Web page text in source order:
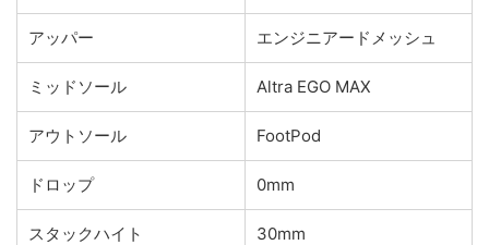
アッパー エンジニアードメッシュ
ミッドソール Altra EGO MAX
アウトソール FootPod
ドロップ 0mm
スタックハイト 30mm